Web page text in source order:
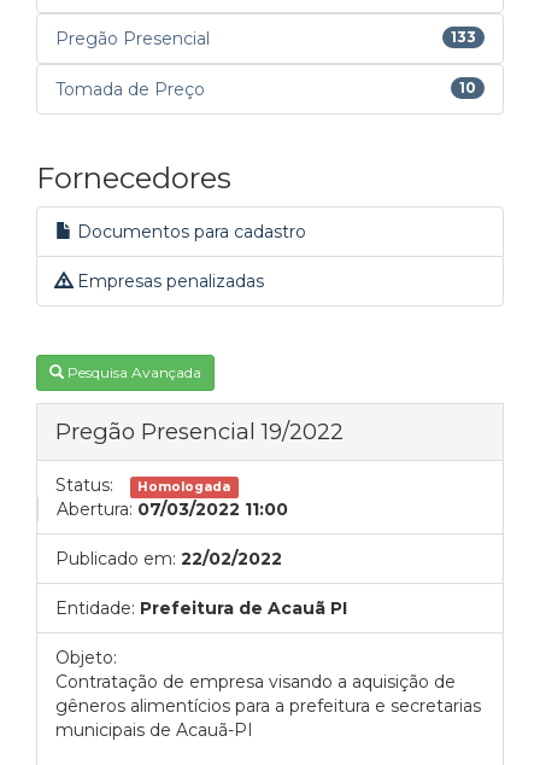
Pregão Presencial 133
Tomada de Preço 10
Fornecedores
Documentos para cadastro
Empresas penalizadas
Pesquisa Avançada
Pregão Presencial 19/2022
Status: Homologada
Abertura: 07/03/2022 11:00
Publicado em: 22/02/2022
Entidade: Prefeitura de Acauã PI
Objeto:
Contratação de empresa visando a aquisição de
gêneros alimentícios para a prefeitura e secretarias
municipais de Acauã-PI